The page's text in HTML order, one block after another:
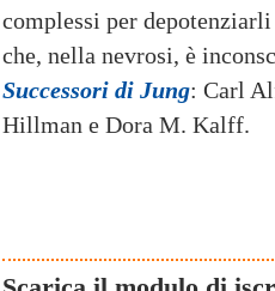
complessi per
che, nella nevrosi, è
Successori di Jung: Carl
Hillman e Dora M. Kalff.